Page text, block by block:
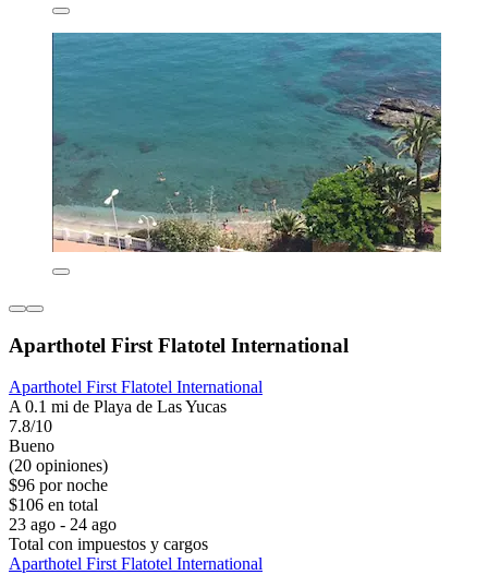
Aparthotel First Flatotel International
Aparthotel First Flatotel International
A 0.1 mi de Playa de Las Yucas
7.8/10
Bueno
(20 opiniones)
$96 por noche
$106 en total
23 ago - 24 ago
Total con impuestos y cargos
Aparthotel First Flatotel International